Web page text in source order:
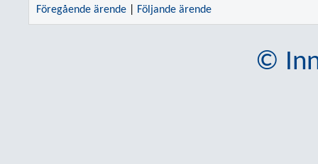
Föregående ärende Följande ärende
©